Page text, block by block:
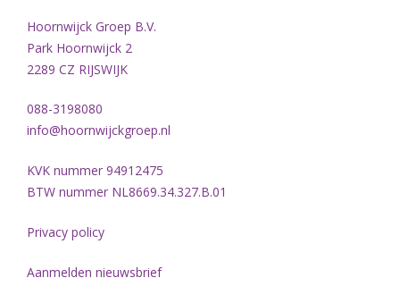
Hoornwijck Groep B.V.
Park Hoornwijck 2
2289 CZ RIJSWIJK
088-3198080
info@hoornwijckgroep.nl
KVK nummer 94912475
BTW nummer NL8669.34.327.B.01
Privacy policy
Aanmelden nieuwsbrief